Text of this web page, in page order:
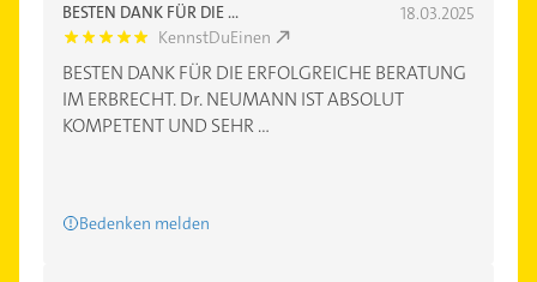
BESTEN DANK FÜR DIE ... 18.03.2025
5.0 KennstDuEinen
BESTEN DANK FÜR DIE ERFOLGREICHE BERATUNG
IM ERBRECHT. Dr. NEUMANN IST ABSOLUT
KOMPETENT UND SEHR ...
Bedenken melden